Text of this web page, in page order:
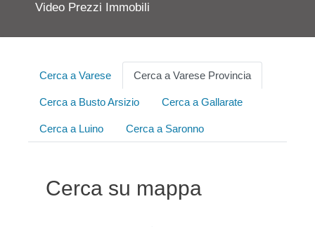
Video Prezzi Immobili
Cerca a Varese Cerca a Varese Provincia
Cerca a Busto Arsizio Cerca a Gallarate
Cerca a Luino Cerca a Saronno
Cerca su mappa